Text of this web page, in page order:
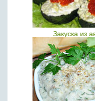
Закуска из